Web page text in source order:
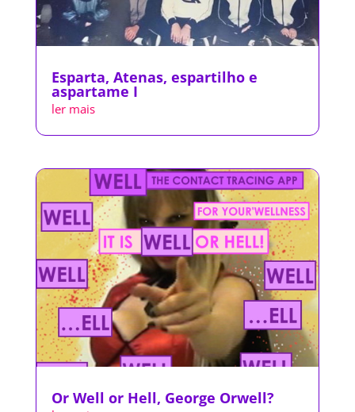
Esparta, Atenas, espartilho e
aspartame I
ler mais
Or Well or Hell, George Orwell?